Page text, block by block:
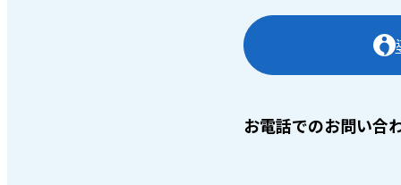
お電話でのお問い合